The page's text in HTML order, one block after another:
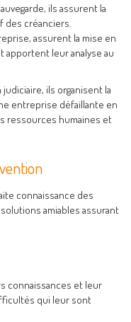
ils assurent la
créanciers.
assurent la mise en
apportent leur analyse au
ils organisent la
entreprise défaillante en
ressources humaines et
connaissance des
amiables assurant
connaissances et leur
qui leur sont